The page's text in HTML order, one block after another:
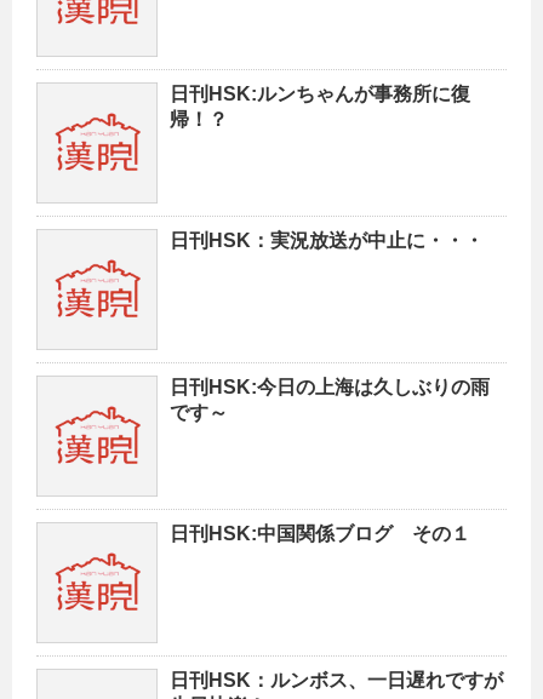
日刊HSK:ルンちゃんが事務所に復
帰！？
日刊HSK：実況放送が中止に・・・
日刊HSK:今日の上海は久しぶりの雨
です～
日刊HSK:中国関係ブログ その１
日刊HSK：ルンボス、一日遅れですが